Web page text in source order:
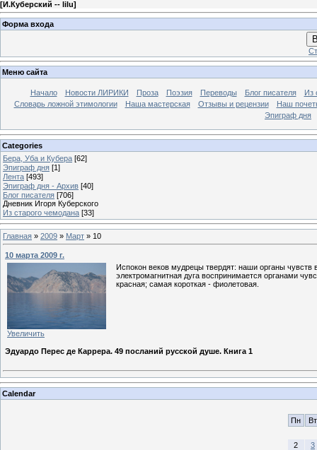
[И.Куберский -- lilu]
Форма входа
Меню сайта
Начало Новости ЛИРИКИ Проза Поэзия Переводы Блог писателя
Из
Словарь ложной этимологии
Наша мастерская Отзывы и рецензии
Наш
Эпиграф дня
Categories
Бера, Уба и Кубера [62]
Эпиграф дня [1]
Лента [493]
Эпиграф дня - Архив [40]
Блог писателя [706]
Дневник Игоря Куберского
Из старого чемодана [33]
Главная » 2009 » Март » 10
10 марта 2009 г.
Увеличить
Испокон веков мудрецы твердят: наши органы
электромагнитная дуга воспринимается органами
красная; самая короткая - фиолетовая.
Эдуардо Перес де Каррера. 49 посланий русской душе. Книга 1
Calendar
Пн Вт
2
3